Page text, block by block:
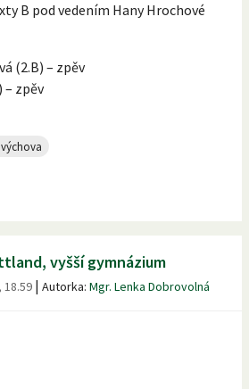
B pod vedením Hany Hrochové
(2.B) – zpěv
– zpěv
vyšší gymnázium
18.59 | Autorka: Mgr. Lenka Dobrovolná